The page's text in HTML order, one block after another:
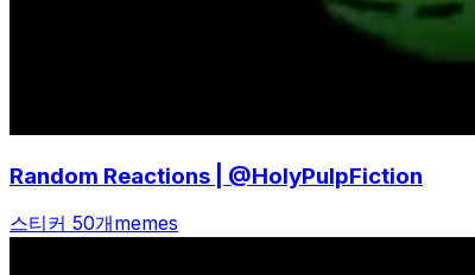
Random Reactions | @HolyPulpFiction
스티커 50개memes